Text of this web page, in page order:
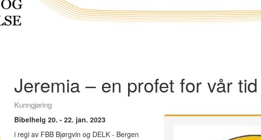
Jeremia – en profet for vår tid
Kunngjøring
Bibelhelg 20. - 22. jan. 2023
i regi av FBB Bjørgvin og DELK - Bergen